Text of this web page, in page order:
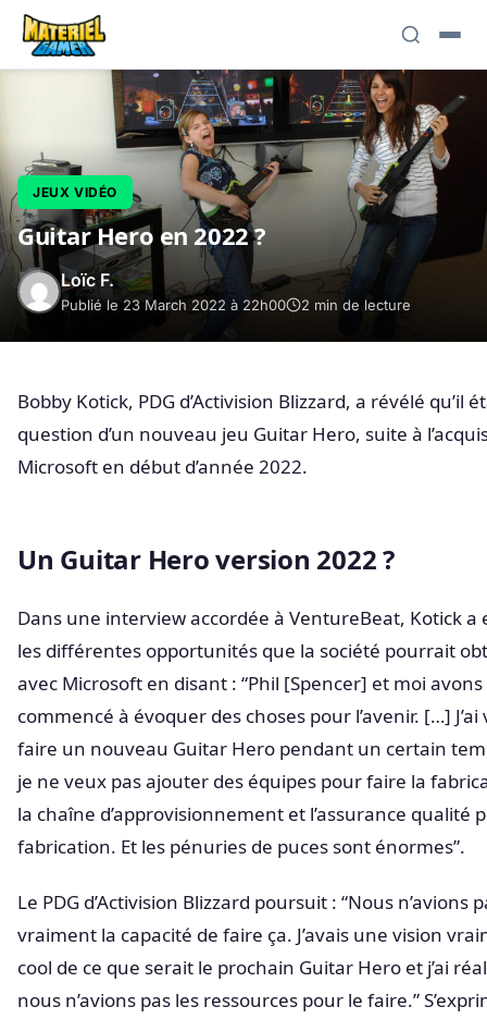
JEUX VIDÉO
Guitar Hero en 2022 ?
Loïc F.
Publié le 23 March 2022 à 22h00 2 min de lecture
Bobby Kotick, PDG d’Activision Blizzard, a révélé qu’il
question d’un nouveau jeu Guitar Hero, suite à
Microsoft en début d’année 2022.
Un Guitar Hero version 2022 ?
Dans une interview accordée à VentureBeat, Kotick a
les différentes opportunités que la société pourrait
avec Microsoft en disant : “Phil [Spencer] et moi avons
commencé à évoquer des choses pour l’avenir. […] J’ai
faire un nouveau Guitar Hero pendant un certain
je ne veux pas ajouter des équipes pour faire la
la chaîne d’approvisionnement et l’assurance qualité
fabrication. Et les pénuries de puces sont énormes”.
Le PDG d’Activision Blizzard poursuit : “Nous n’avions
vraiment la capacité de faire ça. J’avais une vision
cool de ce que serait le prochain Guitar Hero et j’ai
nous n’avions pas les ressources pour le faire.”